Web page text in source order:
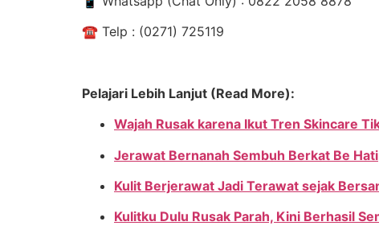
☎ ️ Telp : (0271) 725119
Pelajari Lebih Lanjut (Read More):
Wajah Rusak karena Ikut Tren Skincare
Jerawat Bernanah Sembuh Berkat Be Hati
Kulit Berjerawat Jadi Terawat sejak
Kulitku Dulu Rusak Parah, Kini Berhasil